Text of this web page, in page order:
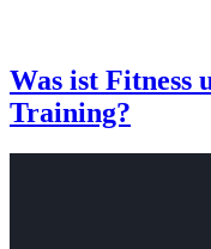
Was ist Fitness
Training?